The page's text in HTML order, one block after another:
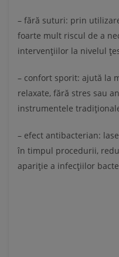
– fără suturi: prin
foarte mult riscul de a
intervențiilor la nivelul
– confort sporit: ajută la
relaxate, fără stres sau
instrumentele
– efect antibacterian:
în timpul procedurii,
apariție a infecțiilor